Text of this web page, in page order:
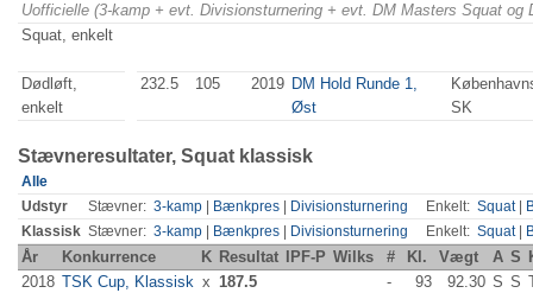
Uofficielle (3-kamp + evt. Divisionsturnering + evt. DM Masters Squat
Squat, enkelt
Dødløft,
enkelt
232.5 105 2019 DM Hold Runde 1,
Øst
SK
Stævneresultater, Squat klassisk
Alle
Udstyr
Stævner: 3-kamp Bænkpres Divisionsturnering Enkelt: Squat|
Klassisk Stævner: 3-kamp Bænkpres Divisionsturnering Enkelt: Squat|
År Konkurrence K Resultat IPF-P Wilks # Kl. Vægt A S
2018 TSK Cup, Klassisk x 187.5 - 93 92.30 S S